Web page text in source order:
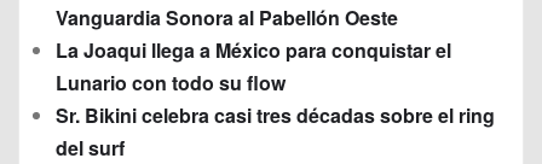
Vanguardia Sonora al Pabellón Oeste
La Joaqui llega a México para conquistar el
Lunario con todo su flow
Sr. Bikini celebra casi tres décadas sobre el ring
del surf